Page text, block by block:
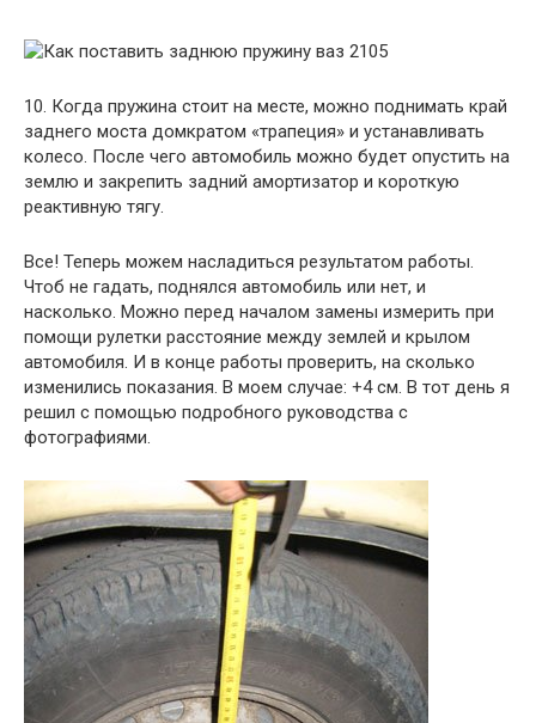
10. Когда пружина стоит на месте, можно поднимать край
заднего моста домкратом «трапеция» и устанавливать
колесо. После чего автомобиль можно будет опустить на
землю и закрепить задний амортизатор и короткую
реактивную тягу.
Все! Теперь можем насладиться результатом работы.
Чтоб не гадать, поднялся автомобиль или нет, и
насколько. Можно перед началом замены измерить при
помощи рулетки расстояние между землей и крылом
автомобиля. И в конце работы проверить, на сколько
изменились показания. В моем случае: +4 см. В тот день я
решил с помощью подробного руководства с
фотографиями.